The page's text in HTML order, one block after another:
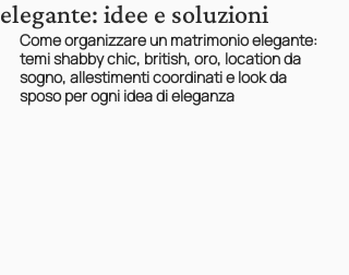
elegante: idee e soluzioni
Come organizzare un matrimonio elegante:
temi shabby chic, british, oro, location da
sogno, allestimenti coordinati e look da
sposo per ogni idea di eleganza